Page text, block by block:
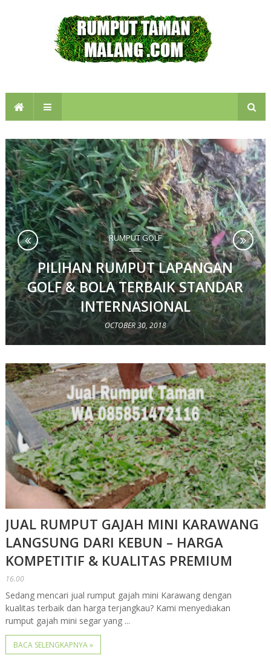
RUMPUT GOLF
PILIHAN RUMPUT LAPANGAN
GOLF & BOLA TERBAIK STANDAR
INTERNASIONAL
OCTOBER 30, 2018
JUAL RUMPUT GAJAH MINI KARAWANG
LANGSUNG DARI KEBUN – HARGA
KOMPETITIF & KUALITAS PREMIUM
16.00
Sedang mencari jual rumput gajah mini Karawang dengan
kualitas terbaik dan harga terjangkau? Kami menyediakan
rumput gajah mini segar yang ...
BACA SELENGKAPNYA »